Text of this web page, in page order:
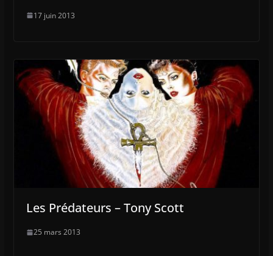
17 juin 2013
Les Prédateurs – Tony Scott
25 mars 2013